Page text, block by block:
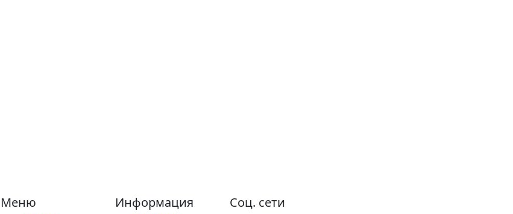
Меню Информация Соц. сети